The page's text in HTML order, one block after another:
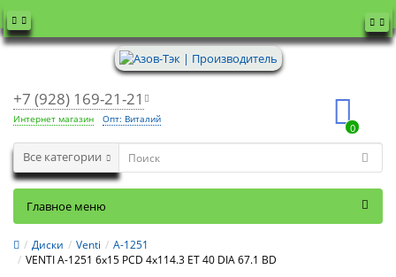
+7 (928) 169-21-21
Интернет магазин Опт: Виталий
0
Все категории
Главное меню
Диски Venti
А-1251
VENTI А-1251 6x15 PCD 4x114.3 ET 40 DIA 67.1 BD